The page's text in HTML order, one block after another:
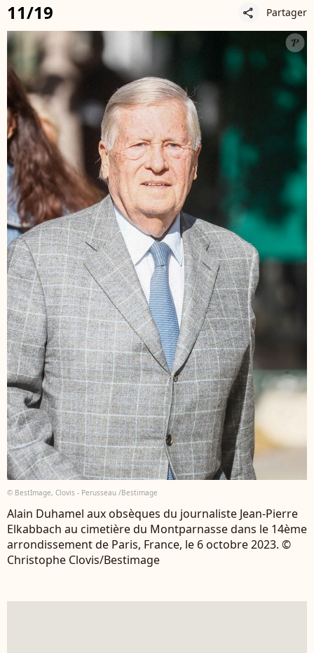
11/19 share Partager
© BestImage, Clovis - Perusseau /Bestimage
Alain Duhamel aux obsèques du journaliste Jean-Pierre
Elkabbach au cimetière du Montparnasse dans le 14ème
arrondissement de Paris, France, le 6 octobre 2023. ©
Christophe Clovis/Bestimage